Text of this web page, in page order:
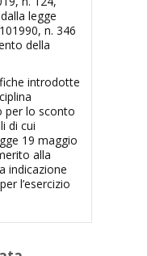
legge
n. 346
della
introdotte
per lo sconto
di cui
19 maggio
alla
indicazione
l’esercizio